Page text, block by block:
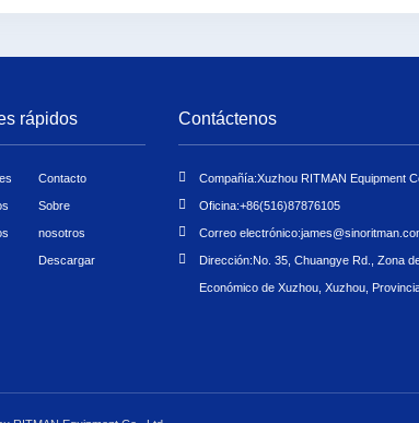
rápidos
Contacto
Sobre
nosotros
Descargar
Contáctenos
Compañía:Xuzhou RITMAN Equipment
Oficina:+86(516)87876105
Correo electrónico:
Dirección:No. 35, Chuangye Rd., Zona
Económico de Xuzhou, Xuzhou,